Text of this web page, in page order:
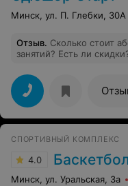
Минск, ул. П. Глебки, 30А
Отзыв. Сколько стоит
занятий? Есть ли
СПОРТИВНЫЙ КОМПЛЕКС
4.0
Минск, ул. Уральская, 3а